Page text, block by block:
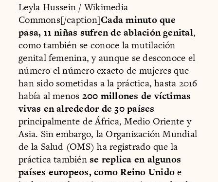
Leyla Hussein / Wikimedia
Commons[/caption]Cada minuto que
pasa, 11 niñas sufren de ablación genital,
como también se conoce la mutilación
genital femenina, y aunque se desconoce el
número el número exacto de mujeres que
han sido sometidas a la práctica, hasta 2016
había al menos 200 millones de víctimas
vivas en alrededor de 30 países
principalmente de África, Medio Oriente y
Asia. Sin embargo, la Organización Mundial
de la Salud (OMS) ha registrado que la
práctica tambiénse replica en algunos
países europeos, como Reino Unidoe